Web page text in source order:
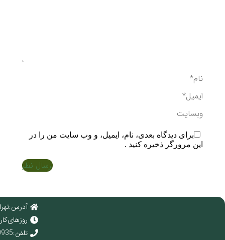
نام *
ایمیل *
وبسایت
برای دیدگاه بعدی، نام، ایمیل، و وب سایت من را در
این مرورگر ذخیره کنید .
ارسال نظر
آدرس :
روز های کاری
تلفن : 02166920935